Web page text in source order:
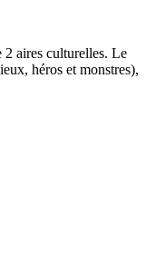
aires culturelles. Le
héros et monstres),